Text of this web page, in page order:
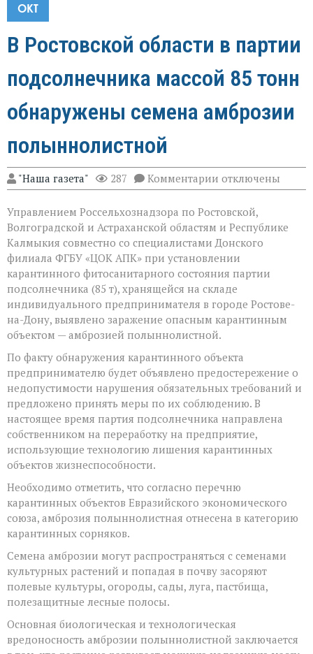
ОКТ
В Ростовской области в партии
подсолнечника массой 85 тонн
обнаружены семена амброзии
полыннолистной
"Наша газета" 287 Комментарии к
записи
Ростовской
области
в
партии
подсолнечника
массой
85
тонн
обнаружены
семена
полыннолистной
отключены
Управлением Россельхознадзора по Ростовской,
Волгоградской и Астраханской областям и Республике
Калмыкия совместно со специалистами Донского
филиала ФГБУ «ЦОК АПК» при установлении
карантинного фитосанитарного состояния партии
подсолнечника (85 т), хранящейся на складе
индивидуального предпринимателя в городе Ростове-
на-Дону, выявлено заражение опасным карантинным
объектом — амброзией полыннолистной.
По факту обнаружения карантинного объекта
предпринимателю будет объявлено предостережение о
недопустимости нарушения обязательных требований и
предложено принять меры по их соблюдению. В
настоящее время партия подсолнечника направлена
собственником на переработку на предприятие,
использующие технологию лишения карантинных
объектов жизнеспособности.
Необходимо отметить, что согласно перечню
карантинных объектов Евразийского экономического
союза, амброзия полыннолистная отнесена в категорию
карантинных сорняков.
Семена амброзии могут распространяться с семенами
культурных растений и попадая в почву засоряют
полевые культуры, огороды, сады, луга, пастбища,
полезащитные лесные полосы.
Основная биологическая и технологическая
вредоносность амброзии полыннолистной заключается